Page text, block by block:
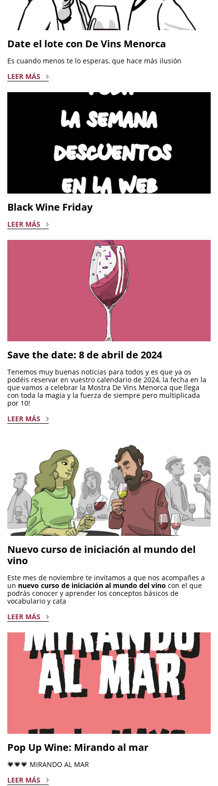
Date el lote con De Vins Menorca
Es cuando menos te lo esperas, que hace más ilusión
LEER MÁS
Black Wine Friday
LEER MÁS
Save the date: 8 de abril de 2024
Tenemos muy buenas noticias para todos y es que ya os
podéis reservar en vuestro calendario de 2024, la fecha en la
que vamos a celebrar la Mostra De Vins Menorca que llega
con toda la magia y la fuerza de siempre pero multiplicada
por 10!
LEER MÁS
Nuevo curso de iniciación al mundo del
vino
Este mes de noviembre te invitamos a que nos acompañes a
un nuevo curso de iniciación al mundo del vino con el que
podrás conocer y aprender los conceptos básicos de
vocabulario y cata
LEER MÁS
Pop Up Wine: Mirando al mar
💗💗💗 MIRANDO AL MAR
LEER MÁS